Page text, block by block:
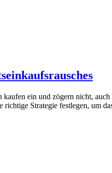
ein und zögern nicht,
Strategie festlegen, um